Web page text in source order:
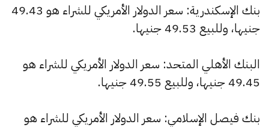
بنك الإسكندرية: سعر الدولار الأمريكي للشراء هو 49.43
جنيها، وللبيع 49.53 جنيها.
البنك الأهلي المتحد: سعر الدولار الأمريكي للشراء هو
49.45 جنيها، وللبيع 49.55 جنيها.
بنك فيصل الإسلامي: سعر الدولار الأمريكي للشراء هو